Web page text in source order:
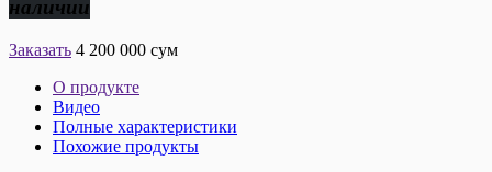
наличии
Заказать 4 200 000 сум
О продукте
Видео
Полные характеристики
Похожие продукты